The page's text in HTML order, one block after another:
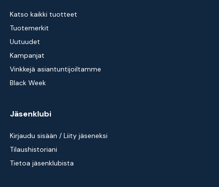
Katso kaikki tuotteet
Tuotemerkit
Uutuudet
Kampanjat
Vinkkejä asiantuntijoiltamme
Black Week
Jäsenklubi
Kirjaudu sisään / Liity jäseneksi
Tilaushistoriani
Tietoa jäsenklubista